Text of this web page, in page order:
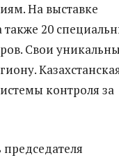
На выставке
также 20
Свои
контроля за